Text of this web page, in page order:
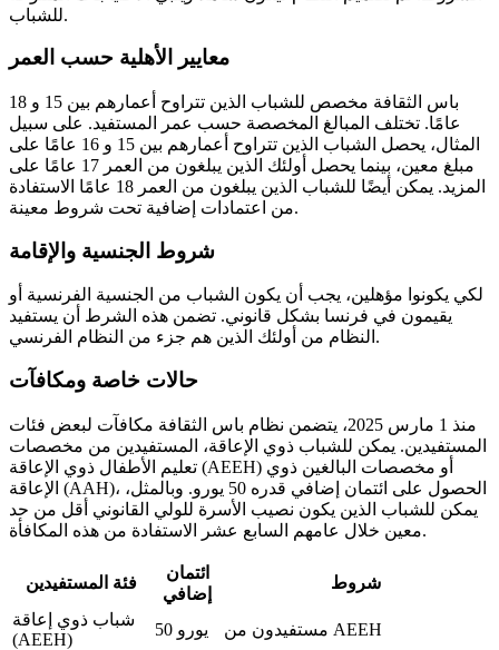
للشباب.
معايير الأهلية حسب العمر
باس الثقافة مخصص للشباب الذين تتراوح أعمارهم بين 15 و 18
عامًا. تختلف المبالغ المخصصة حسب عمر المستفيد. على سبيل
المثال، يحصل الشباب الذين تتراوح أعمارهم بين 15 و 16 عامًا على
مبلغ معين، بينما يحصل أولئك الذين يبلغون من العمر 17 عامًا على
المزيد. يمكن أيضًا للشباب الذين يبلغون من العمر 18 عامًا الاستفادة
من اعتمادات إضافية تحت شروط معينة.
شروط الجنسية والإقامة
لكي يكونوا مؤهلين، يجب أن يكون الشباب من الجنسية الفرنسية أو
يقيمون في فرنسا بشكل قانوني. تضمن هذه الشرط أن يستفيد
النظام من أولئك الذين هم جزء من النظام الفرنسي.
حالات خاصة ومكافآت
منذ 1 مارس 2025، يتضمن نظام باس الثقافة مكافآت لبعض فئات
المستفيدين. يمكن للشباب ذوي الإعاقة، المستفيدين من مخصصات
تعليم الأطفال ذوي الإعاقة (AEEH) أو مخصصات البالغين ذوي
الإعاقة (AAH)، الحصول على ائتمان إضافي قدره 50 يورو. وبالمثل،
يمكن للشباب الذين يكون نصيب الأسرة للولي القانوني أقل من حد
معين خلال عامهم السابع عشر الاستفادة من هذه المكافأة.
فئة المستفيدين
ائتمان
إضافي
شروط
شباب ذوي إعاقة
(AEEH)
50 يورو
مستفيدون من AEEH